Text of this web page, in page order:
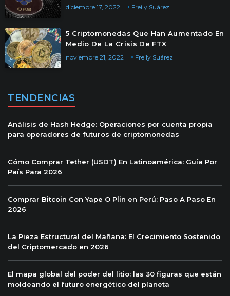
Freily Suárez
diciembre 17, 2022
5 Criptomonedas Que Han Aumentado En
Medio De La Crisis De FTX
Freily Suárez
noviembre 21, 2022
TENDENCIAS
Análisis de Hash Hedge: Operaciones por cuenta propia
para operadores de futuros de criptomonedas
Cómo Comprar Tether (USDT) En Latinoamérica: Guía Por
País Para 2026
Comprar Bitcoin Con Yape O Plin en Perú: Paso A Paso En
2026
La Pieza Estructural del Mañana: El Crecimiento Sostenido
del Criptomercado en 2026
El mapa global del poder del litio: las 30 figuras que están
moldeando el futuro energético del planeta